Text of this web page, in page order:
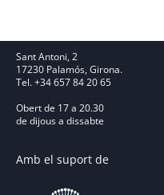
Sant Antoni, 2
17230 Palamós, Girona.
Tel. +34 657 84 20 65
Obert de 17 a 20.30
de dijous a dissabte
Amb el suport de